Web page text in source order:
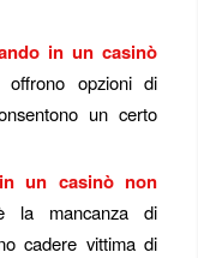
in un casinò
opzioni di
un certo
un casinò non
la mancanza di
cadere vittima di